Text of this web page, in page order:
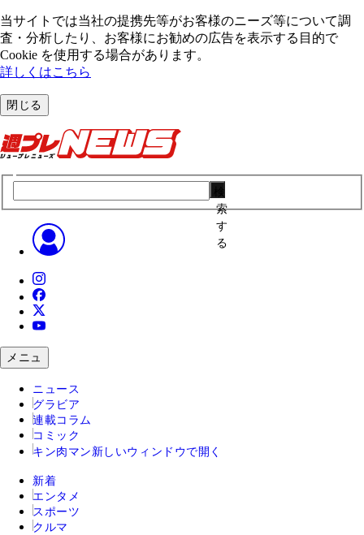
当サイトでは当社の提携先等がお客様のニーズ等について調
査・分析したり、お客様にお勧めの広告を表⽰する⽬的で
Cookie を使⽤する場合があります。
詳しくはこちら
閉じる
索
す
る
メニュ
ニュース
グラビア
連載コラム
コミック
キン肉マン 新しいウィンドウで開く
新着
エンタメ
スポーツ
クルマ